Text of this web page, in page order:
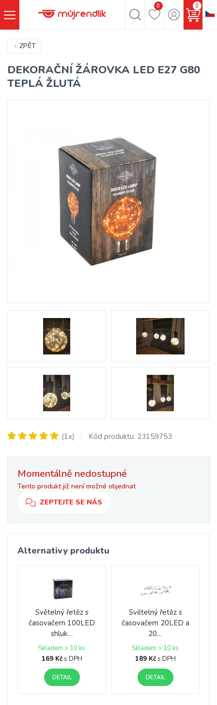
0 0
ZPĚT
DEKORAČNÍ ŽÁROVKA LED E27 G80
TEPLÁ ŽLUTÁ
(1x) Kód produktu: 23159753
Momentálně nedostupné
Tento produkt již není možné objednat
ZEPTEJTE SE NÁS
Alternativy produktu
Světelný řetěz s
časovačem 100LED
shluk…
Skladem > 10 ks
169 Kčs DPH
DETAIL
Světelný řetěz s
časovačem 20LED a
20…
Skladem > 10 ks
189 Kčs DPH
DETAIL